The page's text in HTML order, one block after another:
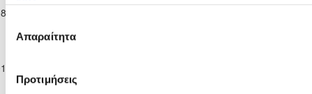
συγκατάθεσης
Απαραίτητα
Προτιμήσεις
02-2026
2025/26
03-2026
Παγκύπριο
Παίδων Κ-17
2025/26